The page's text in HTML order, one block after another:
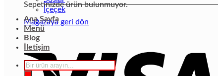
Sepetinizde ürün bulunmuyor.
Mağazaya geri dön
İçeçek
Ana Sayfa
Menü
Blog
İletişim
Products
search